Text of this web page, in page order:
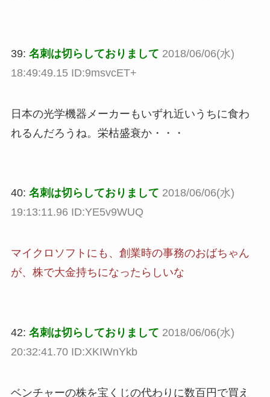
39: 名刺は切らしておりまして 2018/06/06(水)
18:49:49.15 ID:9msvcET+
日本の光学機器メーカーもいずれ近いうちに食わ
れるんだろうね。栄枯盛衰か・・・
40: 名刺は切らしておりまして 2018/06/06(水)
19:13:11.96 ID:YE5v9WUQ
マイクロソフトにも、創業時の事務のおばちゃん
が、株で大金持ちになったらしいな
42: 名刺は切らしておりまして 2018/06/06(水)
20:32:41.70 ID:XKIWnYkb
ベンチャーの株を宝くじの代わりに数百円で買え